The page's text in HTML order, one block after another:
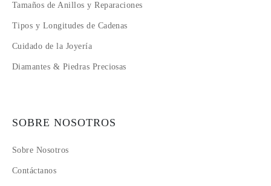
Tamaños de Anillos y Reparaciones
Tipos y Longitudes de Cadenas
Cuidado de la Joyería
Diamantes & Piedras Preciosas
SOBRE NOSOTROS
Sobre Nosotros
Contáctanos